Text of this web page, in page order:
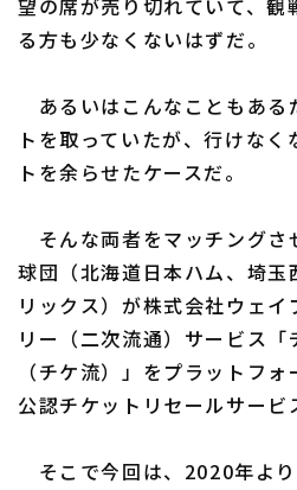
運営会社（別ウィンドウで開く） よ
望の席が売り切れていて、観
る方も少なくないはずだ。
あるいはこんなこともある
トを取っていたが、行けなく
トを余らせたケースだ。
そんな両者をマッチングさ
球団（北海道日本ハム、埼玉
リックス）が株式会社ウェ
リー（二次流通）サービス
（チケ流）」をプラットフ
公認チケットリセールサービ
そこで今回は、2020年よ